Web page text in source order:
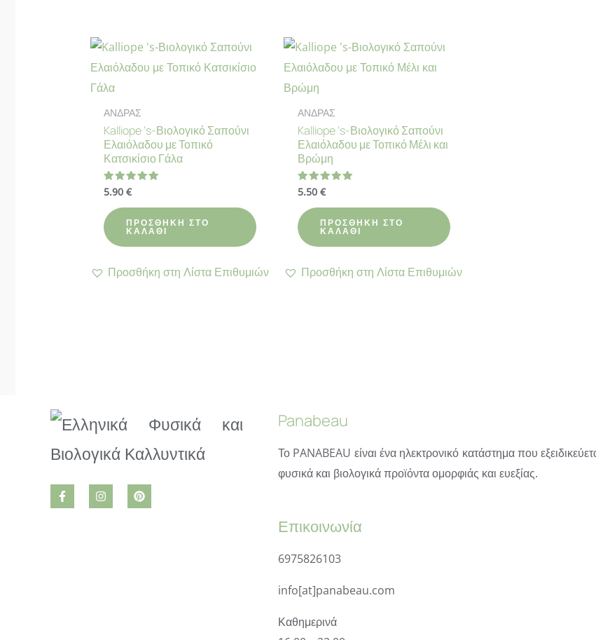
ΑΝΔΡΑΣ
Kalliope ‘s-Βιολογικό Σαπούνι
Ελαιόλαδου με Τοπικό
Κατσικίσιο Γάλα
Βαθμολογήθηκε
με
5.00
από 5
5.90 €
ΠΡΟΣΘΉΚΗ ΣΤΟ
ΚΑΛΆΘΙ
Προσθήκη στη Λίστα Επιθυμιών
ΑΝΔΡΑΣ
Kalliope ‘s-Βιολογικό Σαπούνι
Ελαιόλαδου με Τοπικό Μέλι και
Βρώμη
Βαθμολογήθηκε
με
5.00
από 5
5.50 €
ΠΡΟΣΘΉΚΗ ΣΤΟ
ΚΑΛΆΘΙ
Προσθήκη στη Λίστα Επιθυμιών
Panabeau
Το PANABEAU είναι ένα ηλεκτρονικό κατάστημα που
φυσικά και βιολογικά προϊόντα ομορφιάς και ευεξίας.
Επικοινωνία
6975826103
info[at]panabeau.com
Καθημερινά